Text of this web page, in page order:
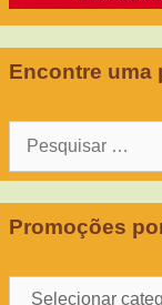
Encontre uma
Pesquisar
Promoções
Promoções